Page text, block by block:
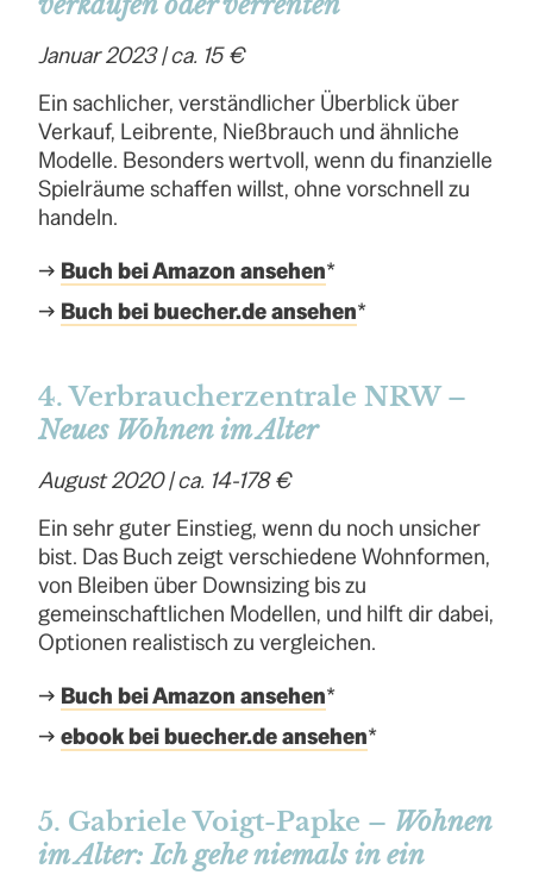
Januar 2023 | ca. 15 €
Ein sachlicher, verständlicher Überblick über
Verkauf, Leibrente, Nießbrauch und ähnliche
Modelle. Besonders wertvoll, wenn du finanzielle
Spielräume schaffen willst, ohne vorschnell zu
handeln.
→ Buch bei Amazon ansehen*
→ Buch bei buecher.de ansehen*
4. Verbraucherzentrale NRW –
Neues Wohnen im Alter
August 2020 | ca. 14-178 €
Ein sehr guter Einstieg, wenn du noch unsicher
bist. Das Buch zeigt verschiedene Wohnformen,
von Bleiben über Downsizing bis zu
gemeinschaftlichen Modellen, und hilft dir dabei,
Optionen realistisch zu vergleichen.
→ Buch bei Amazon ansehen*
→ebook bei buecher.de ansehen*
5. Gabriele Voigt-Papke – Wohnen
im Alter: Ich gehe niemals in ein